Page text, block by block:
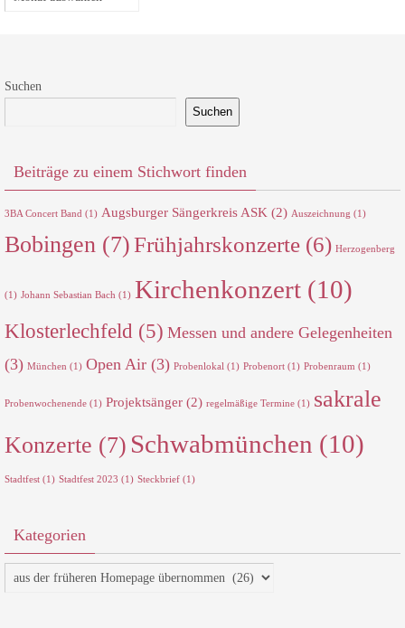
Suchen
Suchen
Beiträge zu einem Stichwort finden
3BA Concert Band (1) Augsburger Sängerkreis ASK (2) Auszeichnung (1)
Bobingen (7)Frühjahrskonzerte (6) Herzogenberg
(1) Johann Sebastian Bach (1) Kirchenkonzert (10)
Klosterlechfeld (5) Messen und andere Gelegenheiten
(3) München (1) Open Air (3) Probenlokal (1) Probenort (1) Probenraum (1)
Probenwochenende (1) Projektsänger (2) regelmäßige Termine (1) sakrale
Konzerte (7) Schwabmünchen (10)
Stadtfest (1) Stadtfest 2023 (1) Steckbrief (1)
Kategorien
Kategorien